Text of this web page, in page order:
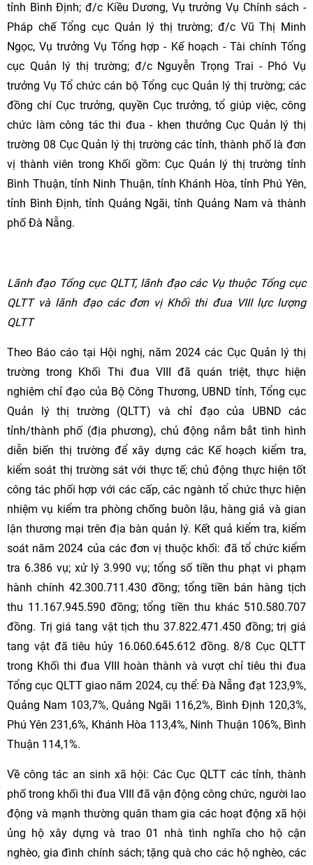
tỉnh Bình Định; đ/c Kiều Dương, Vụ trưởng Vụ Chính sách -
Pháp chế Tổng cục Quản lý thị trường; đ/c Vũ Thị Minh
Ngọc, Vụ trưởng Vụ Tổng hợp - Kế hoạch - Tài chính Tổng
cục Quản lý thị trường; đ/c Nguyễn Trọng Trai - Phó Vụ
trưởng Vụ Tổ chức cán bộ Tổng cục Quản lý thị trường; các
đồng chí Cục trưởng, quyền Cục trưởng, tổ giúp việc, công
chức làm công tác thi đua - khen thưởng Cục Quản lý thị
trường 08 Cục Quản lý thị trường các tỉnh, thành phố là đơn
vị thành viên trong Khối gồm: Cục Quản lý thị trường tỉnh
Bình Thuận, tỉnh Ninh Thuận, tỉnh Khánh Hòa, tỉnh Phú Yên,
tỉnh Bình Định, tỉnh Quảng Ngãi, tỉnh Quảng Nam và thành
phố Đà Nẵng.
Lãnh đạo Tổng cục QLTT, lãnh đạo các Vụ thuộc Tổng cục
QLTT và lãnh đạo các đơn vị Khối thi đua VIII lực lượng
QLTT
Theo Báo cáo tại Hội nghị, năm 2024 các Cục Quản lý thị
trường trong Khối Thi đua VIII đã quán triệt, thực hiện
nghiêm chỉ đạo của Bộ Công Thương, UBND tỉnh, Tổng cục
Quản lý thị trường (QLTT) và chỉ đạo của UBND các
tỉnh/thành phố (địa phương), chủ động nắm bắt tình hình
diễn biến thị trường để xây dựng các Kế hoạch kiểm tra,
kiểm soát thị trường sát với thực tế; chủ động thực hiện tốt
công tác phối hợp với các cấp, các ngành tổ chức thực hiện
nhiệm vụ kiểm tra phòng chống buôn lậu, hàng giả và gian
lận thương mại trên địa bàn quản lý. Kết quả kiểm tra, kiểm
soát năm 2024 của các đơn vị thuộc khối: đã tổ chức kiểm
tra 6.386 vụ; xử lý 3.990 vụ; tổng số tiền thu phạt vi phạm
hành chính 42.300.711.430 đồng; tổng tiền bán hàng tịch
thu 11.167.945.590 đồng; tổng tiền thu khác 510.580.707
đồng. Trị giá tang vật tịch thu 37.822.471.450 đồng; trị giá
tang vật đã tiêu hủy 16.060.645.612 đồng. 8/8 Cục QLTT
trong Khối thi đua VIII hoàn thành và vượt chỉ tiêu thi đua
Tổng cục QLTT giao năm 2024, cụ thể: Đà Nẵng đạt 123,9%,
Quảng Nam 103,7%, Quảng Ngãi 116,2%, Bình Định 120,3%,
Phú Yên 231,6%, Khánh Hòa 113,4%, Ninh Thuận 106%, Bình
Thuận 114,1%.
Về công tác an sinh xã hội: Các Cục QLTT các tỉnh, thành
phố trong khối thi đua VIII đã vận động công chức, người lao
động và mạnh thường quân tham gia các hoạt động xã hội
ủng hộ xây dựng và trao 01 nhà tình nghĩa cho hộ cận
nghèo, gia đình chính sách; tặng quà cho các hộ nghèo, các